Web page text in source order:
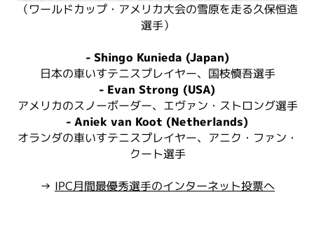
（ワールドカップ・アメリカ大会の雪原を走る久保恒造
選手）
- Shingo Kunieda (Japan)
日本の車いすテニスプレイヤー、国枝慎吾選手
- Evan Strong (USA)
アメリカのスノーボーダー、エヴァン・ストロング選手
- Aniek van Koot (Netherlands)
オランダの車いすテニスプレイヤー、アニク・ファン・
クート選手
→ IPC月間最優秀選手のインターネット投票へ